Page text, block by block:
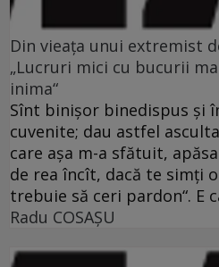
Din vieaţa unui extremist
„Lucruri mici cu bucurii
inima“
Sînt binişor binedispus şi
cuvenite; dau astfel
care aşa m-a sfătuit,
de rea încît, dacă te simţi
trebuie să ceri pardon“. E
Radu COSAŞU